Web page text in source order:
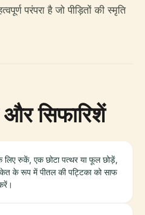
परंपरा है जो पीड़ितों की स्मृति
सिफारिशें
रुकें, एक छोटा पत्थर या फूल छोड़ें,
के रूप में पीतल की पट्टिका को साफ